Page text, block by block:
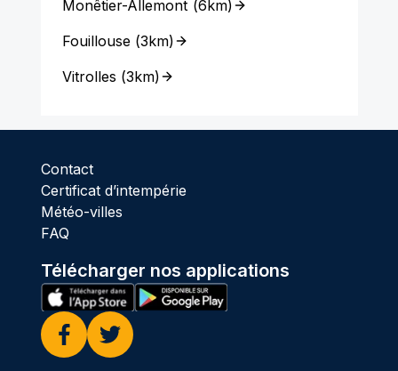
Monêtier-Allemont (6km)
Fouillouse(3km)
Vitrolles (3km)
Contact
Certificat d’intempérie
Météo-villes
FAQ
Télécharger nos applications
Facebook
Twitter